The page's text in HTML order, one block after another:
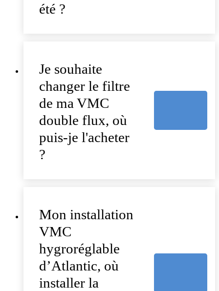
été ?
Je souhaite
changer le filtre
de ma VMC
double flux, où
puis-je l'acheter
?
Mon installation
VMC
hygroréglable
d’Atlantic, où
installer la